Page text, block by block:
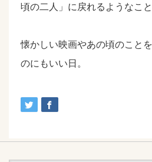
頃の二人」に戻れるようなこと
懐かしい映画やあの頃のこと
のにもいい日。